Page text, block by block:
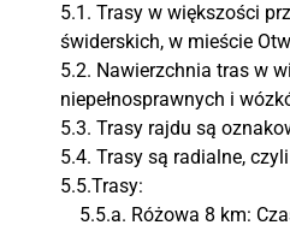
5.1. Trasy w większości
świderskich, w mieście
5.2. Nawierzchnia tras w
niepełnosprawnych i
5.3. Trasy rajdu są
5.4. Trasy są radialne,
5.5.Trasy:
5.5.a. Różowa 8 km: